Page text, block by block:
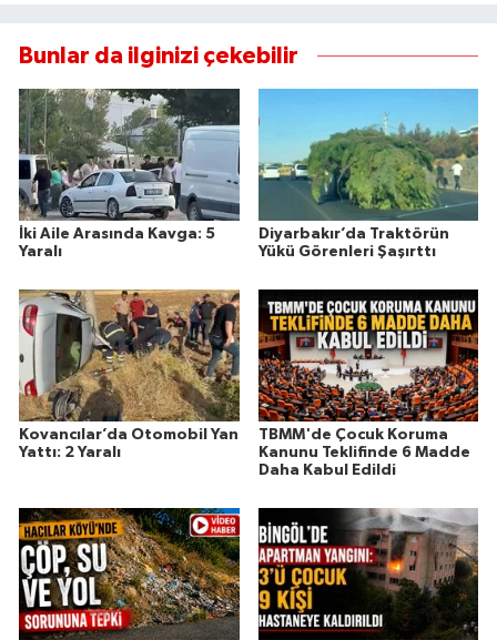
Bunlar da ilginizi çekebilir
İki Aile Arasında Kavga: 5
Yaralı
Diyarbakır’da Traktörün
Yükü Görenleri Şaşırttı
Kovancılar’da Otomobil Yan
Yattı: 2 Yaralı
TBMM'de Çocuk Koruma
Kanunu Teklifinde 6 Madde
Daha Kabul Edildi